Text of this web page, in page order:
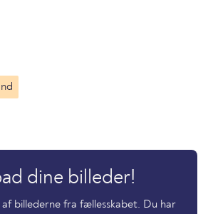
dine billeder!
af billederne fra fællesskabet. Du har